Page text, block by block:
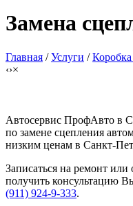
Замена
Главная /Услуги /Коробка
‹›×
Автосервис ПрофАвто в
по замене сцепления
низким ценам в Санкт-
Записаться на ремонт или
получить консультацию
(911) 924-9-333.